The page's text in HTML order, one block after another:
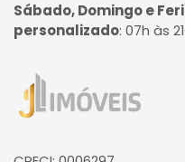
Sábado, Domingo e
personalizado: 07h às
Página inicial